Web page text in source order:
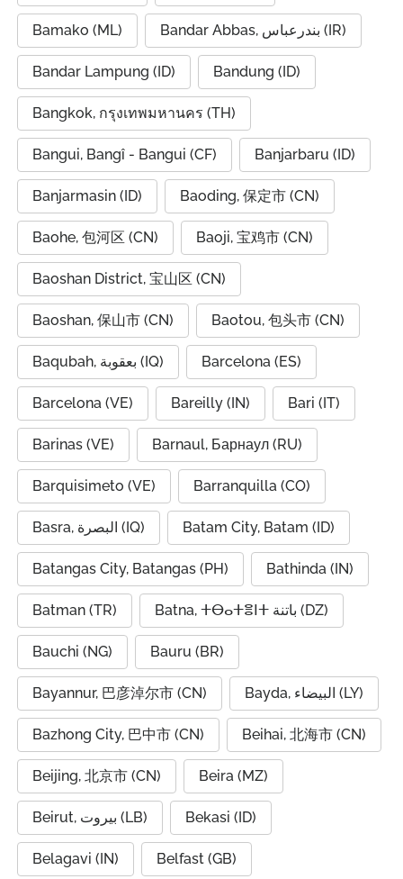
Bamako (ML) Bandar Abbas, بندرعباس (IR)
Bandar Lampung (ID) Bandung (ID)
Bangkok, กรุงเทพมหานคร (TH)
Bangui, Bangî - Bangui (CF) Banjarbaru (ID)
Banjarmasin (ID) Baoding, 保定市 (CN)
Baohe, 包河区 (CN) Baoji, 宝鸡市 (CN)
Baoshan District, 宝山区 (CN)
Baoshan, 保山市 (CN) Baotou, 包头市 (CN)
Baqubah, بعقوبة (IQ) Barcelona (ES)
Barcelona (VE) Bareilly (IN) Bari (IT)
Barinas (VE) Barnaul, Барнаул (RU)
Barquisimeto (VE) Barranquilla (CO)
Basra, البصرة (IQ) Batam City, Batam (ID)
Batangas City, Batangas (PH) Bathinda (IN)
Batman (TR) Batna, ⵜⴱⴰⵜⴻⵏⵜ باتنة (DZ)
Bauchi (NG) Bauru (BR)
Bayannur, 巴彦淖尔市 (CN) Bayda, البيضاء (LY)
Bazhong City, 巴中市 (CN) Beihai, 北海市 (CN)
Beijing, 北京市 (CN) Beira (MZ)
Beirut, بيروت (LB) Bekasi (ID)
Belagavi (IN) Belfast (GB)